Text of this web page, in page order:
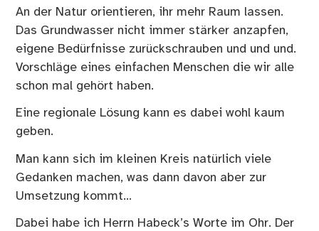
An der Natur orientieren, ihr mehr Raum lassen.
Das Grundwasser nicht immer stärker anzapfen,
eigene Bedürfnisse zurückschrauben und und und.
Vorschläge eines einfachen Menschen die wir alle
schon mal gehört haben.
Eine regionale Lösung kann es dabei wohl kaum
geben.
Man kann sich im kleinen Kreis natürlich viele
Gedanken machen, was dann davon aber zur
Umsetzung kommt…
Dabei habe ich Herrn Habeck’s Worte im Ohr. Der